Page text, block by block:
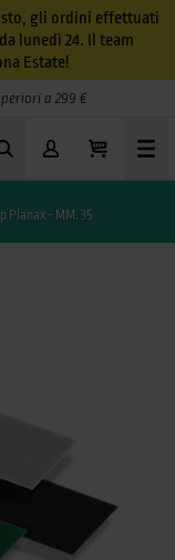
gli ordini effettuati
lunedì 24. Il team
Estate!
a 299 €
Planax - MM. 35